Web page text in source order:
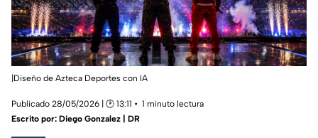
|Diseño de Azteca Deportes con IA
Publicado 28/05/2026 | 🕑 13:11
1 minuto lectura
Escrito por: Diego Gonzalez | DR